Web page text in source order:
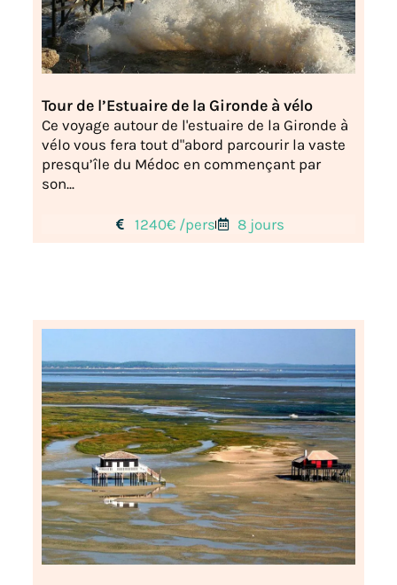
Tour de l’Estuaire de la Gironde à vélo
Ce voyage autour de l'estuaire de la Gironde à
vélo vous fera tout d"abord parcourir la vaste
presqu’île du Médoc en commençant par
son...
1240€ /pers 8 jours